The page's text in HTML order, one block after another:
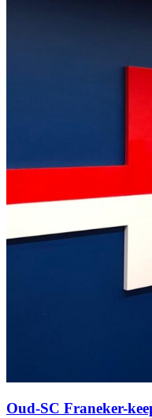
Oud-SC Franeker-